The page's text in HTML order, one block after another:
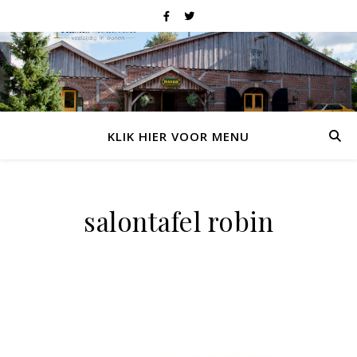
KLIK HIER VOOR MENU
salontafel robin